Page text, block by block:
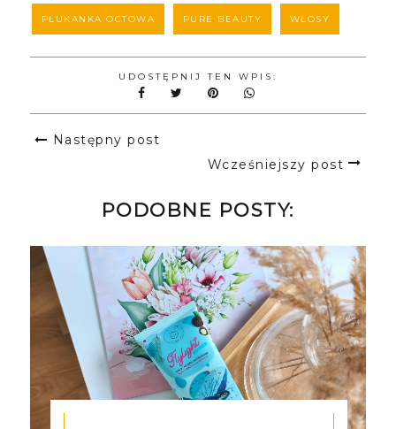
PŁUKANKA OCTOWA PURE BEAUTY WŁOSY
UDOSTĘPNIJ TEN WPIS:
Następny post
Wcześniejszy post
PODOBNE POSTY: